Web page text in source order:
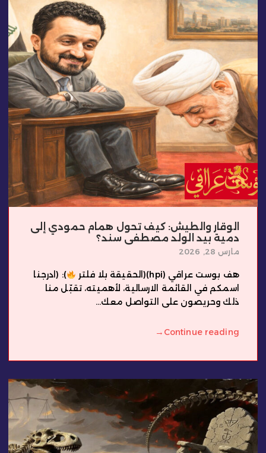
الوقار والطيش: كيف تحول همام حمودي إلى
دمية بيد الولد مصطفى سند؟
مارس 28, 2026
هف بوست عراقي (hpi)(الحقيقة بلا فلتر
): (ادرجنا
اسمكم في القائمة الارسالية، لأهميته، تقبّل منا
ذلك وحريصون على التواصل معك...
Continue reading
→